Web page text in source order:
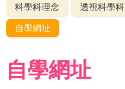
科學科理念 透視科學科
自學網址
自學網址